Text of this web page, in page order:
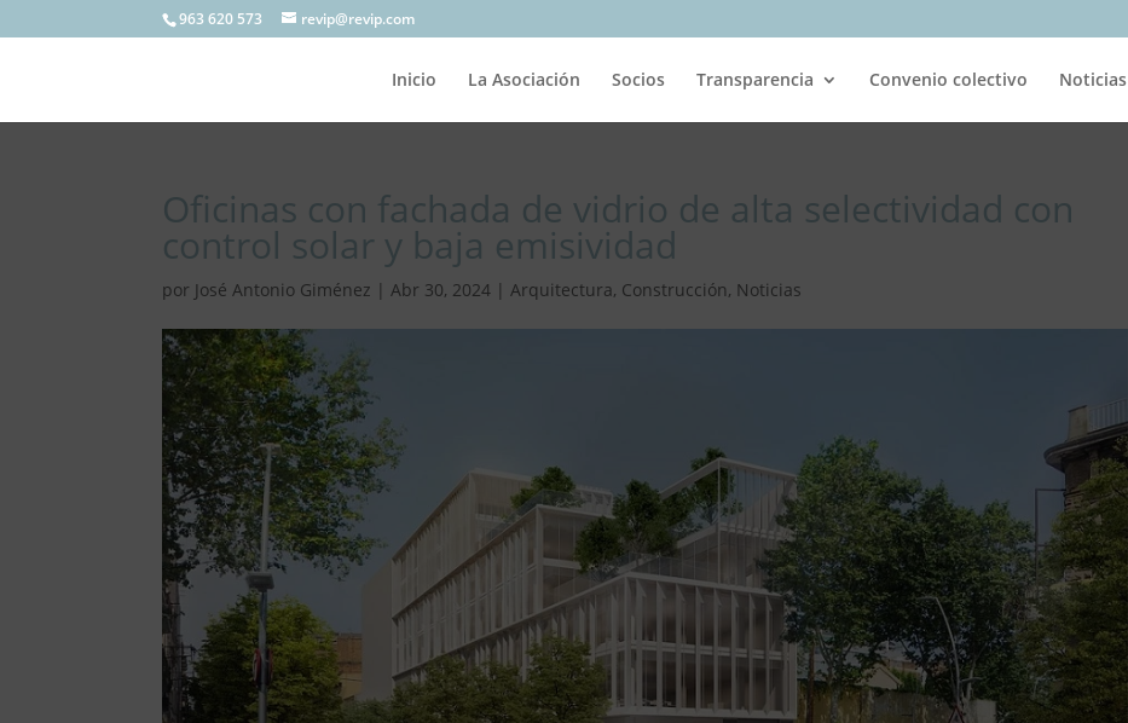
963 620 573 revip@revip.com
Inicio La Asociación Socios Transparencia Convenio colectivo Noticias
Oficinas con fachada de vidrio de alta selectividad con
control solar y baja emisividad
por José Antonio Giménez |Abr 30, 2024 |Arquitectura, Construcción, Noticias